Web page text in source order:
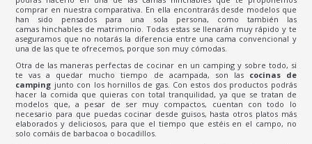
comprar en nuestra comparativa. En ella encontrarás desde modelos que
han sido pensados para una sola persona, como también las
camas hinchables de matrimonio. Todas estas se llenarán muy rápido y te
aseguramos que no notarás la diferencia entre una cama convencional y
una de las que te ofrecemos, porque son muy cómodas.
Otra de las maneras perfectas de cocinar en un camping y sobre todo, si
te vas a quedar mucho tiempo de acampada, son las cocinas de
camping junto con los hornillos de gas. Con estos dos productos podrás
hacer la comida que quieras con total tranquilidad, ya que se tratan de
modelos que, a pesar de ser muy compactos, cuentan con todo lo
necesario para que puedas cocinar desde guisos, hasta otros platos más
elaborados y deliciosos, para que el tiempo que estéis en el campo, no
solo comáis de barbacoa o bocadillos.